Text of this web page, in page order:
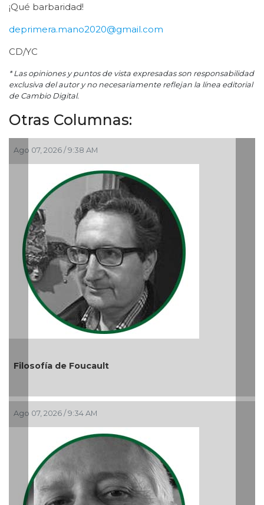
¡Qué barbaridad!
deprimera.mano2020@gmail.com
CD/YC
* Las opiniones y puntos de vista expresadas son responsabilidad
exclusiva del autor y no necesariamente reflejan la línea editorial
de Cambio Digital.
Otras Columnas:
Ago 05, 2026 / 9:04 PM
El debate de la Protección de los Derechos de las
Ago 05, 2026 / 11:33 AM